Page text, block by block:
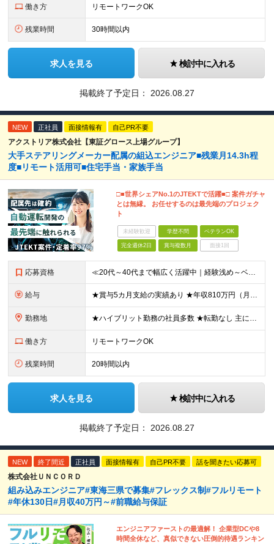
働き方 リモートワークOK
残業時間 30時間以内
求人を見る 検討中に入れる
掲載終了予定日： 2026.08.27
NEW 正社員 面接情報有 自己PR不要
アクストリア株式会社【東証グロース上場グループ】
大手ステアリングメーカー配属の組込エンジニア■残業月14.3h程
度■リモート活用可■住宅手当・家族手当
□■世界シェアNo.1のJTEKTで活躍■□ 案件ガチャ
とは無縁。 お任せするのは最先端のプロジェク
ト
未経験歓迎 学歴不問 ベテランOK
完全週休2日 賞与複数月 面接1回
応募資格 ≪20代～40代まで幅広く活躍中｜経験浅め～ベテランまで応募OK≫ ◆学歴不問 ◆以下いずれかの経験がある方 ├何らかの組込系の開発経験 └MATLABを用いたモデルベース開発
給与 ★賞与5カ月支給の実績あり ★年収810万円（月給49万円＋諸手当+賞与年2回）実例あり ＼あなたの経験を給与に還元いたします／ ▼基本的な組み込みの知識がある方 月給25.4万円～＋各種手当＋賞与
勤務地 ★ハイブリット勤務の社員多数 ★転勤なし 主に東京23区内もしくは愛知拠点にてJTEKT関連の組込プロジェクトをお任せします。 ☆その他、愛知・三重・神奈川・群馬・静岡・奈良・大阪でのプロジェクト
働き方 リモートワークOK
残業時間 20時間以内
求人を見る 検討中に入れる
掲載終了予定日： 2026.08.27
NEW 終了間近 正社員 面接情報有 自己PR不要 話を聞きたい応募可
株式会社ＵＮＣＯＲＤ
組み込みエンジニア#東海三県で募集#フレックス制#フルリモート
#年休130日#月収40万円～#前職給与保証
エンジニアファーストの最適解！ 企業型DCや8
時間全休など、真似できない圧倒的待遇ランキン